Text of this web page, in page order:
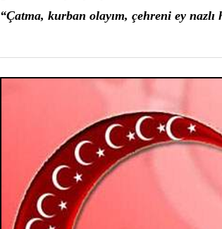
“Çatma, kurban olayım,